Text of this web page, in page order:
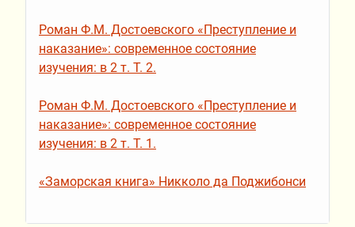
Роман Ф.М. Достоевского «Преступление и
наказание»: современное состояние
изучения: в 2 т. Т. 2.
Роман Ф.М. Достоевского «Преступление и
наказание»: современное состояние
изучения: в 2 т. Т. 1.
«Заморская книга» Никколо да Поджибонси